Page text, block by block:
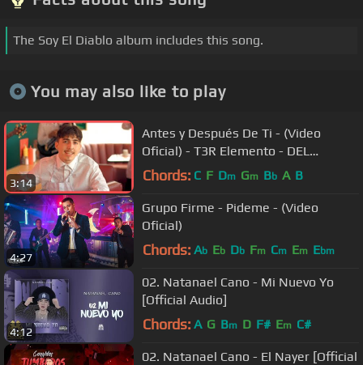
The Soy El Diablo album includes this song.
You may also like to play
3:14
Antes y Después De Ti - (Video
Oficial) - T3R Elemento - DEL
Records 2019
Chords: C F Dm Gm Bb A B
4:27
Grupo Firme - Pideme - (Video
Oficial)
Chords: Ab Eb Db Fm Cm Em Ebm
4:12
02. Natanael Cano - Mi Nuevo Yo
[Official Audio]
Chords: A G Bm D F# Em C#
02. Natanael Cano - El Nayer [Official